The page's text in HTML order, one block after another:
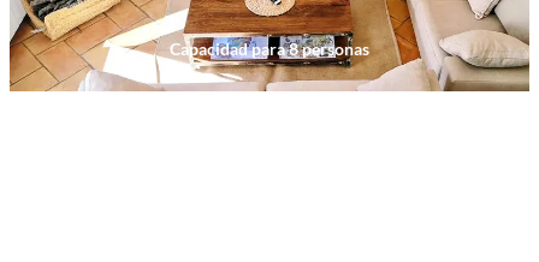
Capacidad para8 personas